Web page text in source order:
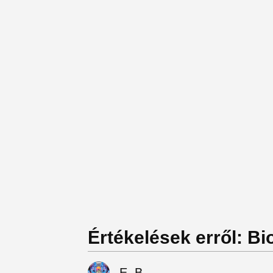
Értékelések erről: